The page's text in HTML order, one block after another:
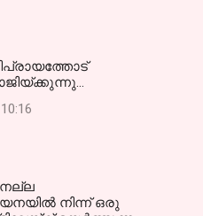
നല്ല
നിന്ന് ഒരു